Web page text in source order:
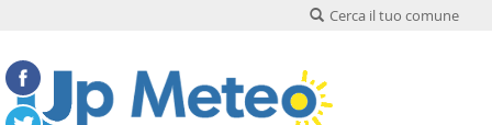
Cerca il tuo comune